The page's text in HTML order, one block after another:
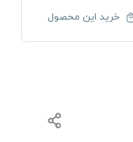
خرید این محصول